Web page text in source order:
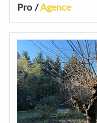
Pro /Agence